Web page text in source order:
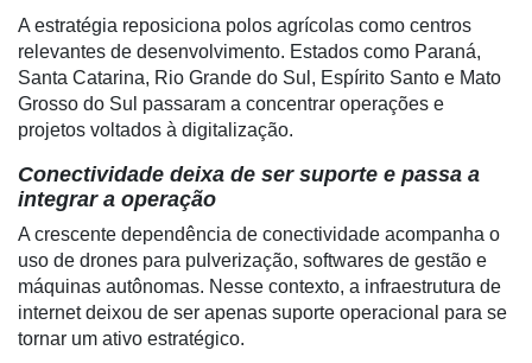
Agricultura
de
Precisão
Automação
e
Conectividade
Dados
e
Análise
E-
A estratégia reposiciona polos agrícolas como centros
relevantes de desenvolvimento. Estados como Paraná,
Santa Catarina, Rio Grande do Sul, Espírito Santo e Mato
Grosso do Sul passaram a concentrar operações e
projetos voltados à digitalização.
Conectividade deixa de ser suporte e passa a
integrar a operação
A crescente dependência de conectividade acompanha o
uso de drones para pulverização, softwares de gestão e
máquinas autônomas. Nesse contexto, a infraestrutura de
internet deixou de ser apenas suporte operacional para se
tornar um ativo estratégico.